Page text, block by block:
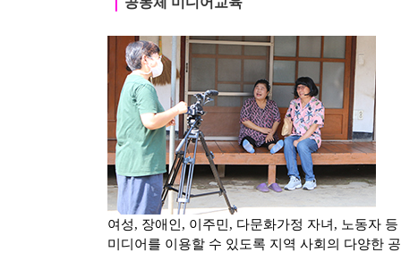
여성, 장애인, 이주민, 다문화가정 자녀, 노동자 등
미디어를 이용할 수 있도록 지역 사회의 다양한